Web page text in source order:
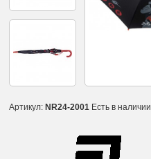
Артикул: NR24-2001 Есть в наличии